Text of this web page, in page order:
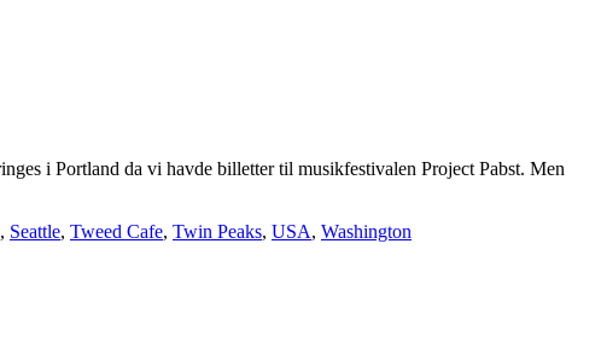
i Portland da vi havde billetter til musikfestivalen Project Pabst. Men
, Seattle, Tweed Cafe, Twin Peaks, USA, Washington